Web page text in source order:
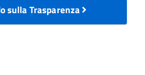
sulla Trasparenza